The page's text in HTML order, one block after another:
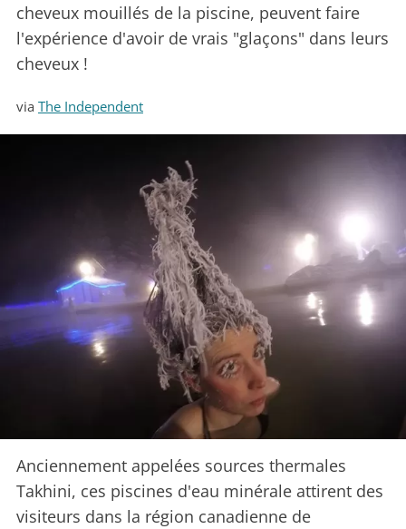
cheveux mouillés de la piscine, peuvent faire
l'expérience d'avoir de vrais "glaçons" dans leurs
cheveux !
via The Independent
Anciennement appelées sources thermales
Takhini, ces piscines d'eau minérale attirent des
visiteurs dans la région canadienne de